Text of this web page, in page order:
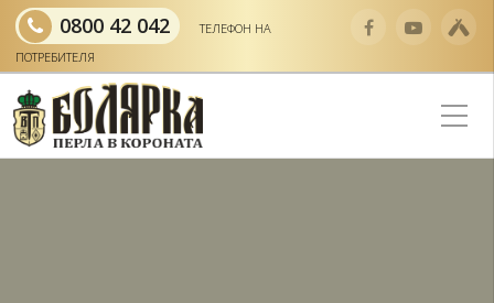
0800 42 042
ТЕЛЕФОН НА
ПОТРЕБИТЕЛЯ